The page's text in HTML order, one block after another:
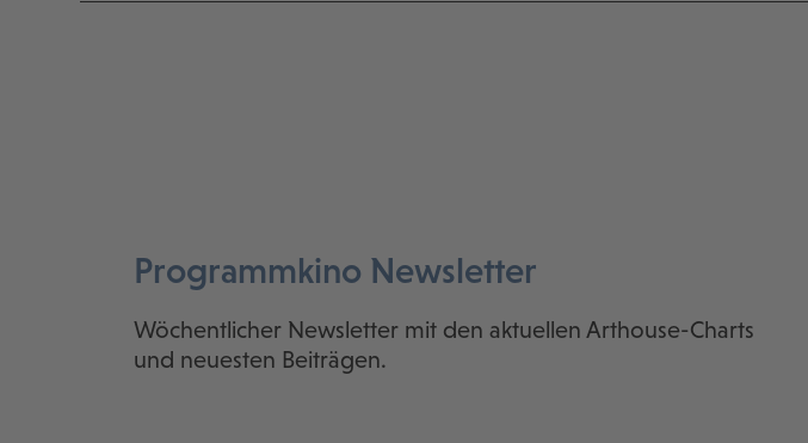
Programmkino Newsletter
Wöchentlicher Newsletter mit den aktuellen Arthouse-Charts
und neuesten Beiträgen.